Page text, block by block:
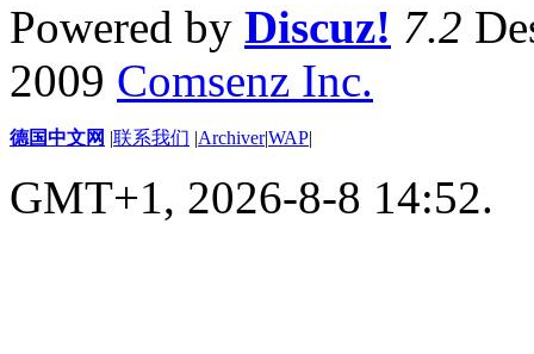
Powered by Discuz! 7.2
2009 Comsenz Inc.
德国中文网 |联系我们 |Archiver|WAP|
GMT+1, 2026-8-8 14:52.